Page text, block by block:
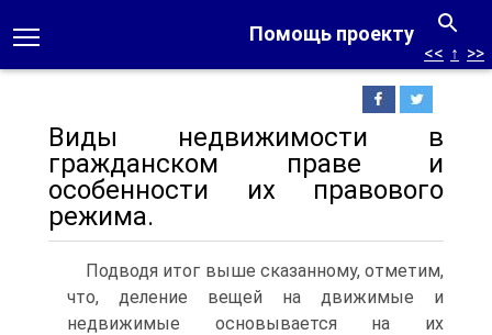
Помощь проекту
<< ↑ >>
Виды недвижимости в
гражданском праве и
особенности их правового
режима.
Подводя итог выше сказанному, отметим,
что, деление вещей на движимые и
недвижимые основывается на их